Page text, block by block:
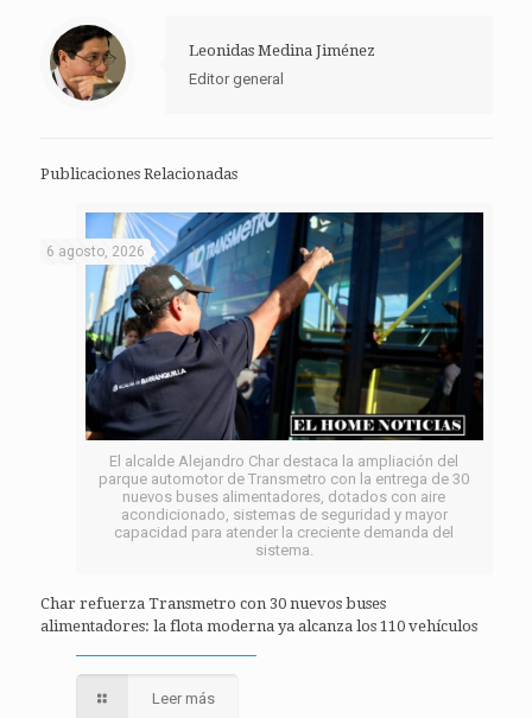
Leonidas Medina Jiménez
Editor general
Publicaciones Relacionadas
El alcalde Alejandro Char destaca la ampliación del
parque automotor de Transmetro con la entrega de 30
nuevos buses alimentadores, dotados con aire
acondicionado, sistemas de seguridad y mayor
capacidad para atender la creciente demanda del
sistema.
6 agosto, 2026
Char refuerza Transmetro con 30 nuevos buses
alimentadores: la flota moderna ya alcanza los 110 vehículos
Leer más